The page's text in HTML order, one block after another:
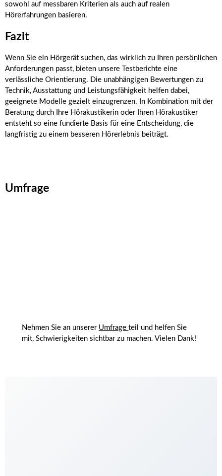
sowohl auf messbaren Kriterien als auch auf realen
Hörerfahrungen basieren.
Fazit
Wenn Sie ein Hörgerät suchen, das wirklich zu Ihren persönlichen
Anforderungen passt, bieten unsere Testberichte eine
verlässliche Orientierung. Die unabhängigen Bewertungen zu
Technik, Ausstattung und Leistungsfähigkeit helfen dabei,
geeignete Modelle gezielt einzugrenzen. In Kombination mit der
Beratung durch Ihre Hörakustikerin oder Ihren Hörakustiker
entsteht so eine fundierte Basis für eine Entscheidung, die
langfristig zu einem besseren Hörerlebnis beiträgt.
Umfrage
Nehmen Sie an unserer Umfrageteil und helfen Sie
mit, Schwierigkeiten sichtbar zu machen. Vielen Dank!